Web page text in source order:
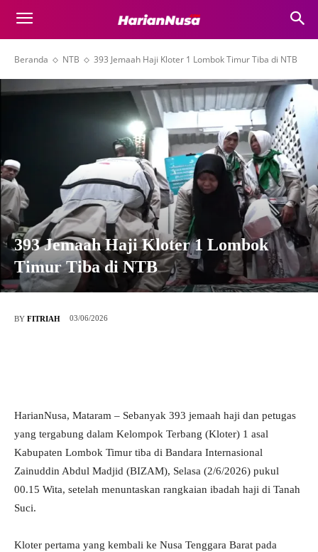
Beranda NTB 393 Jemaah Haji Kloter 1 Lombok Timur Tiba di NTB
393 Jemaah Haji Kloter 1 Lombok
Timur Tiba di NTB
BY FITRIAH 03/06/2026
HarianNusa, Mataram – Sebanyak 393 jemaah haji dan petugas
yang tergabung dalam Kelompok Terbang (Kloter) 1 asal
Kabupaten Lombok Timur tiba di Bandara Internasional
Zainuddin Abdul Madjid (BIZAM), Selasa (2/6/2026) pukul
00.15 Wita, setelah menuntaskan rangkaian ibadah haji di Tanah
Suci.
Kloter pertama yang kembali ke Nusa Tenggara Barat pada